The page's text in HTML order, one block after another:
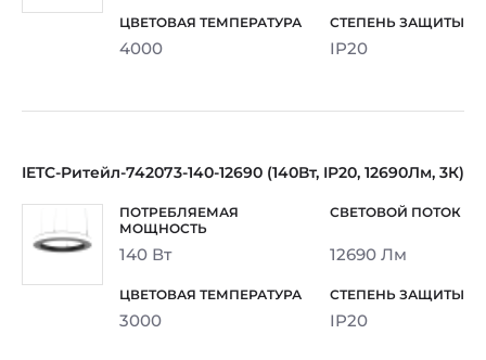
4000 IP20
IETC-Ритейл-742073-140-12690 (140Вт, IP20, 12690Лм, 3К)
140 Вт 12690 Лм
3000 IP20